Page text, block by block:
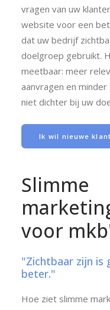
vragen van uw
website voor een
dat uw bedrijf
doelgroep gebruikt.
meetbaar: meer
aanvragen en
niet dichter bij uw
Ik wil nieuwe
Slimme
voor
"Zichtbaar zijn is
beter."
Hoe ziet slimme